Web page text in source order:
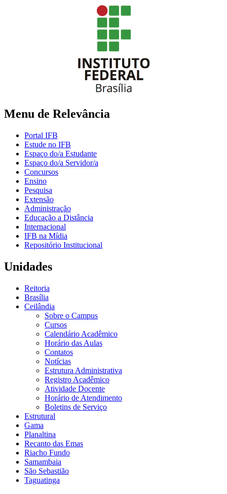
Menu de Relevância
Portal IFB
Estude no IFB
Espaço do/a Estudante
Espaço do/a Servidor/a
Concursos
Ensino
Pesquisa
Extensão
Administração
Educação a Distância
Internacional
IFB na Mídia
Repositório Institucional
Unidades
Reitoria
Brasília
Ceilândia
Sobre o Campus
Cursos
Calendário Acadêmico
Horário das Aulas
Contatos
Notícias
Estrutura Administrativa
Registro Acadêmico
Atividade Docente
Horário de Atendimento
Boletins de Serviço
Estrutural
Gama
Planaltina
Recanto das Emas
Riacho Fundo
Samambaia
São Sebastião
Taguatinga